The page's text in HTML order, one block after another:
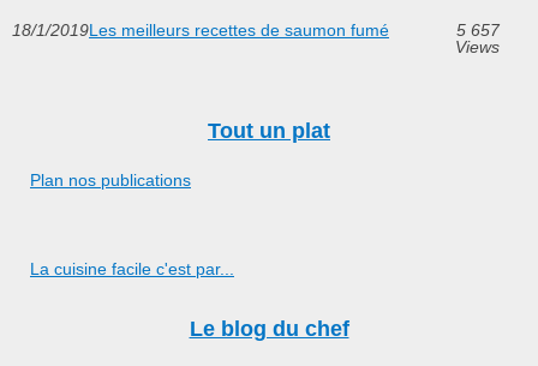
18/1/2019Les meilleurs recettes de saumon fumé
5 657
Views
Tout un plat
Plan nos publications
La cuisine facile c'est par...
Le blog du chef